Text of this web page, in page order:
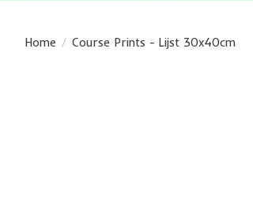
Home / Course Prints - Lijst 30x40cm